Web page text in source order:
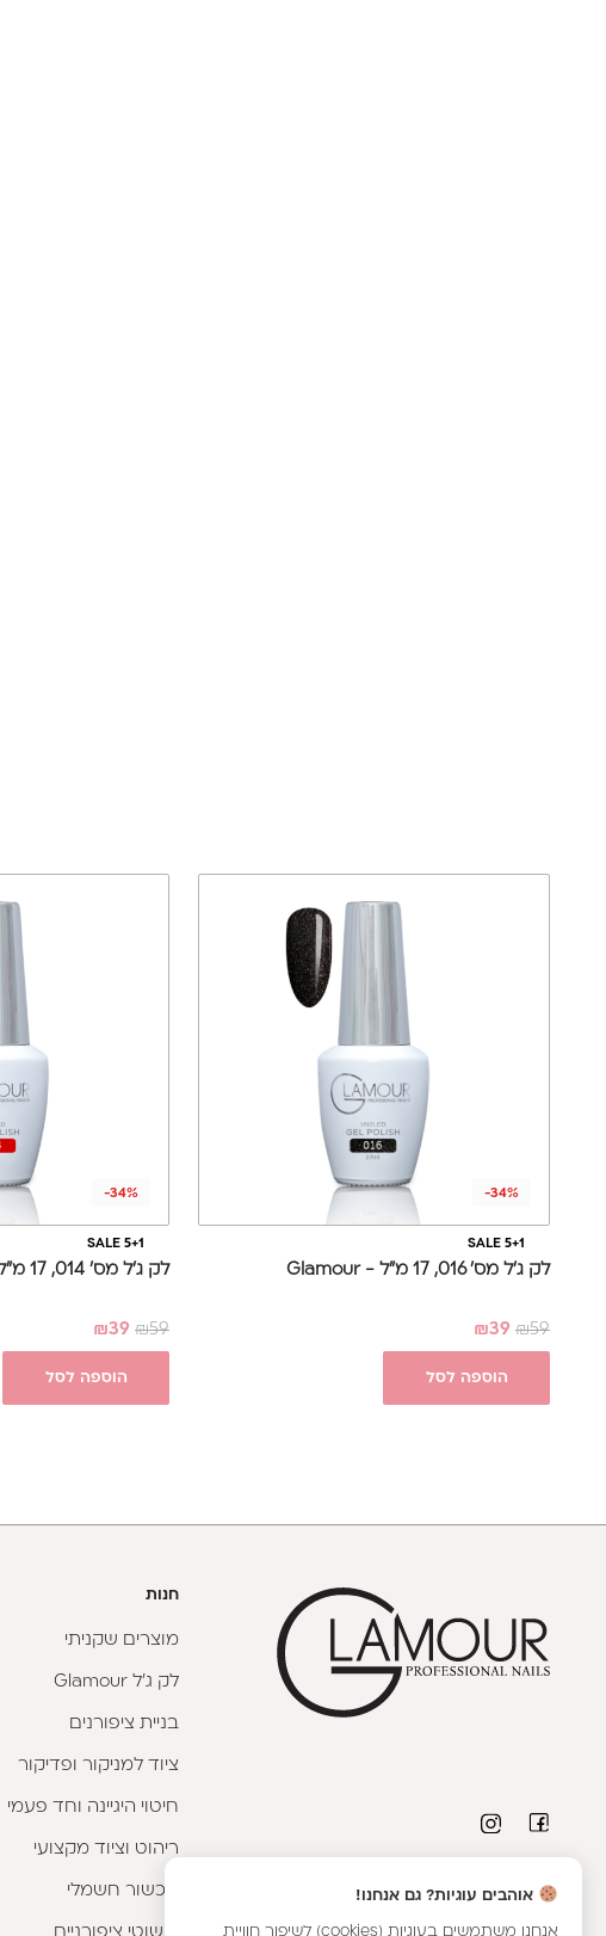
-34%
SALE 5+1
לק ג'ל מס' 016, 17 מ"ל - Glamour
₪59
₪39
הוספה לסל
-34%
SALE 5+1
לק ג'ל מס' 014, 17 מ"ל - Glamour
₪59
₪39
הוספה לסל
טלפון יועצת קורסים:053-9593593
| וואטסאפ
חנות
מוצרים שקניתי
לק ג'ל Glamour
בניית ציפורנים
ציוד למניקור ופדיקור
חיטוי היגיינה וחד פעמי
ריהוט וציוד מקצועי
מכשור חשמלי אוהבים עוגיות? גם אנחנו!
אנחנו משתמשים בעוגיות (cookies) לשיפור חוויית